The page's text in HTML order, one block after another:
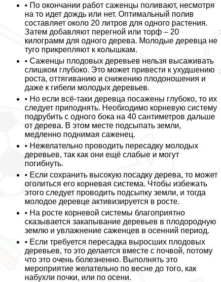
• По окончании работ саженцы поливают, несмотря
на то идет дождь или нет. Оптимальный полив
составляет около 20 литров для одного растения.
Затем добавляют перегной или торф – 20
килограмм для одного дерева. Молодые деревца не
туго прикрепляют к колышкам.
• Саженцы плодовых деревьев нельзя высаживать
слишком глубоко. Это может привести к ухудшению
роста, оттягиванию и снижению плодоношения и
даже к гибели молодых деревьев.
• Но если всё-таки деревца посажены глубоко, то их
следует приподнять. Необходимо корневую систему
подрубить с одного бока на 40 сантиметров дальше
от дерева. В этом месте подсыпать земли,
медленно поднимая саженец.
• Нежелательно проводить пересадку молодых
деревьев, так как они ещё слабые и могут
погибнуть.
• Если сохранить высокую посадку дерева, то может
оголиться его корневая система. Чтобы избежать
этого следует проводить подсыпку земли, и тогда
молодое деревце активизируется в росте.
• На росте корневой системы благоприятно
сказывается закапывание деревьев в плодородную
землю и увлажнение саженцев в осенний период.
• Если требуется пересадка выросших плодовых
деревьев, то это делается вместе с почвой, потому
что это очень болезненно. Выполнять это
мероприятие желательно по весне до того, как
набухли почки, или по осени.